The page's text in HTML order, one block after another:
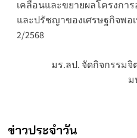
เคลื่อนและขยายผลโครงกา
และปรัชญาของเศรษฐกิจพอ
2/2568
มร.ลป. จัดกิจกรรม
ม
ข่าวประจำวัน